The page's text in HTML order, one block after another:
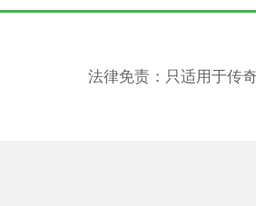
法律免责：只适用于传